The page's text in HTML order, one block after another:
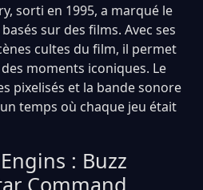
sorti en 1995, a marqué le
sur des films. Avec ses
cultes du film, il permet
moments iconiques. Le
pixelisés et la bande sonore
temps où chaque jeu était
: Buzz
Command